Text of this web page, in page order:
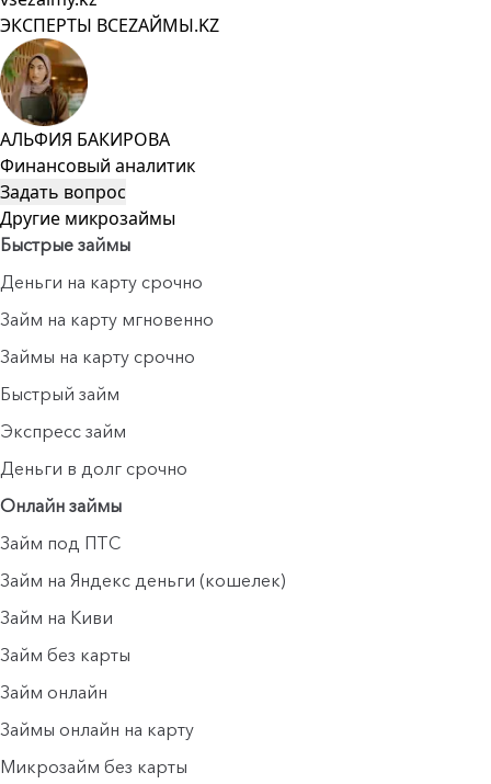
ЭКСПЕРТЫ ВСЕZAЙМЫ.KZ
АЛЬФИЯ БАКИРОВА
Финансовый аналитик
Задать вопрос
Другие микрозаймы
Быстрые займы
Деньги на карту срочно
Займ на карту мгновенно
Займы на карту срочно
Быстрый займ
Экспресс займ
Деньги в долг срочно
Онлайн займы
Займ под ПТС
Займ на Яндекс деньги (кошелек)
Займ на Киви
Займ без карты
Займ онлайн
Займы онлайн на карту
Микрозайм без карты